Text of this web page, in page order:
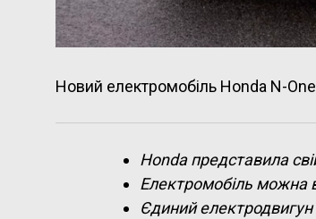
Новий електромобіль Honda N-
Honda представила
Електромобіль можна
Єдиний